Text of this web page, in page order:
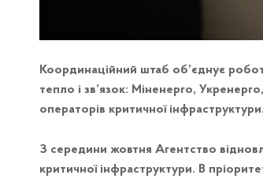
Координаційний штаб об’єднує
тепло і зв’язок: Міненерго,
операторів критичної інфраструктури.
З середини жовтня Агентство
критичної інфраструктури. В